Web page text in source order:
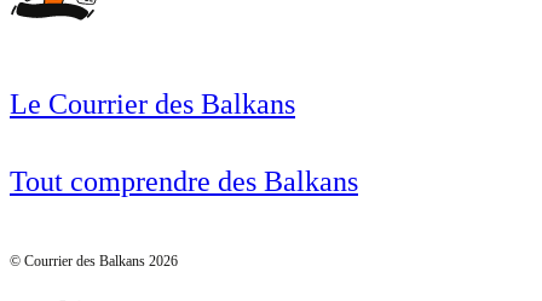
Le Courrier des Balkans
Tout comprendre des Balkans
© Courrier des Balkans 2026